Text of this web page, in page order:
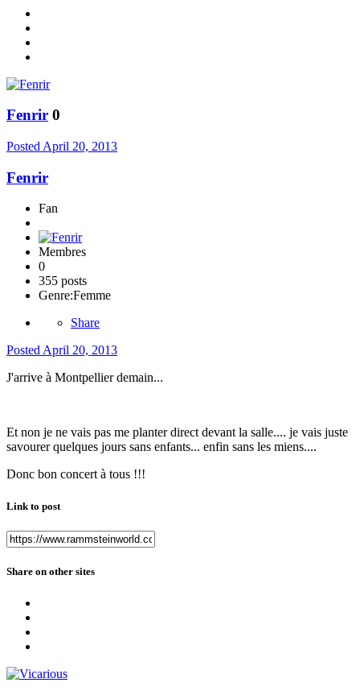
Fenrir 0
Posted April 20, 2013
Fenrir
Fan
Membres
0
355 posts
Genre:Femme
Share
PostedApril 20, 2013
J'arrive à Montpellier demain...
Et non je ne vais pas me planter direct devant la salle.... je vais juste
savourer quelques jours sans enfants... enfin sans les miens....
Donc bon concert à tous !!!
Link to post
Share on other sites